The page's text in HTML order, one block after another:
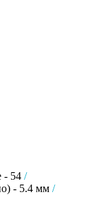
- 54 /
- 5.4 мм /